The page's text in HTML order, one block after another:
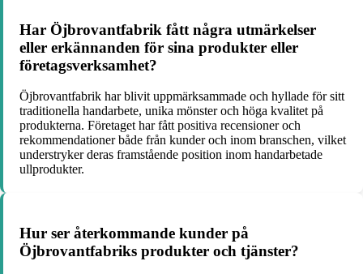
Har Öjbrovantfabrik fått några utmärkelser
eller erkännanden för sina produkter eller
företagsverksamhet?
Öjbrovantfabrik har blivit uppmärksammade och hyllade för sitt
traditionella handarbete, unika mönster och höga kvalitet på
produkterna. Företaget har fått positiva recensioner och
rekommendationer både från kunder och inom branschen, vilket
understryker deras framstående position inom handarbetade
ullprodukter.
Hur ser återkommande kunder på
Öjbrovantfabriks produkter och tjänster?